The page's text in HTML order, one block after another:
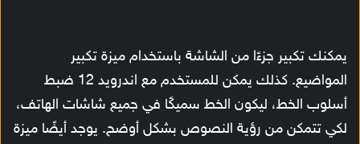
يمكنك تكبير جزءًا من الشاشة باستخدام ميزة تكبير
المواضيع. كذلك يمكن للمستخدم مع اندرويد 12 ضبط
أسلوب الخط، ليكون الخط سميكًا في جميع شاشات الهاتف،
لكي تتمكن من رؤية النصوص بشكل أوضح. يوجد أيضًا ميزة